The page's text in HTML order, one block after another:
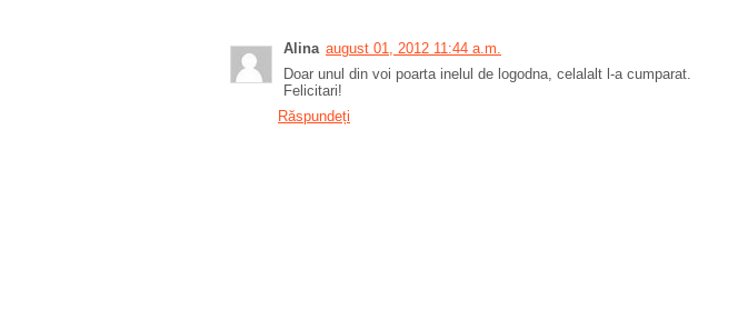
Alina august 01, 2012 11:44 a.m.
Doar unul din voi poarta inelul de logodna, celalalt l-a cumparat.
Felicitari!
Răspundeți